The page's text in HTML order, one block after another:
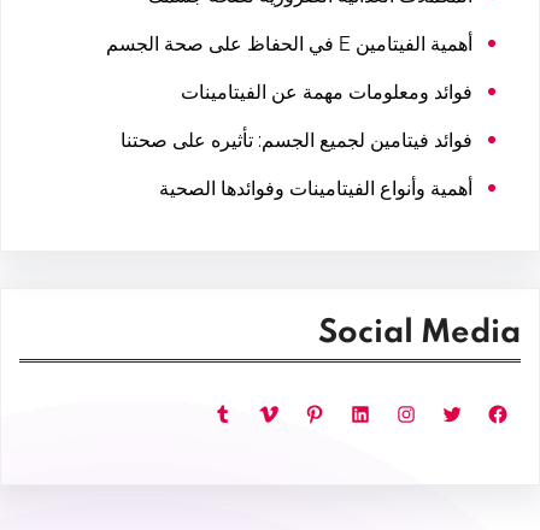
أهمية الفيتامين E في الحفاظ على صحة الجسم
فوائد ومعلومات مهمة عن الفيتامينات
فوائد فيتامين لجميع الجسم: تأثيره على صحتنا
أهمية وأنواع الفيتامينات وفوائدها الصحية
Social Media
فيسبوك تويتر إنستجرام لينكد إن بينتريست فيميو تمبلر